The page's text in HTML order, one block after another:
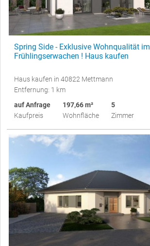
Spring Side - Exklusive Wohnqualität im
Frühlingserwachen ! Haus kaufen
Haus kaufen in 40822 Mettmann
Entfernung: 1 km
auf Anfrage
Kaufpreis
197,66 m²
Wohnfläche
5
Zimmer